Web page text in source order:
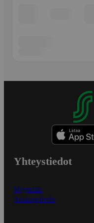
Yhteystiedot
Myymälät
Asiakaspalvelu